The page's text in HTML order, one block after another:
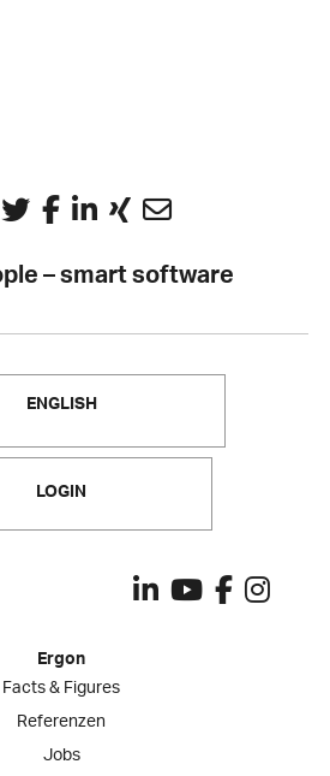
– smart software
ENGLISH
LOGIN
Ergon
Facts & Figures
Referenzen
Jobs